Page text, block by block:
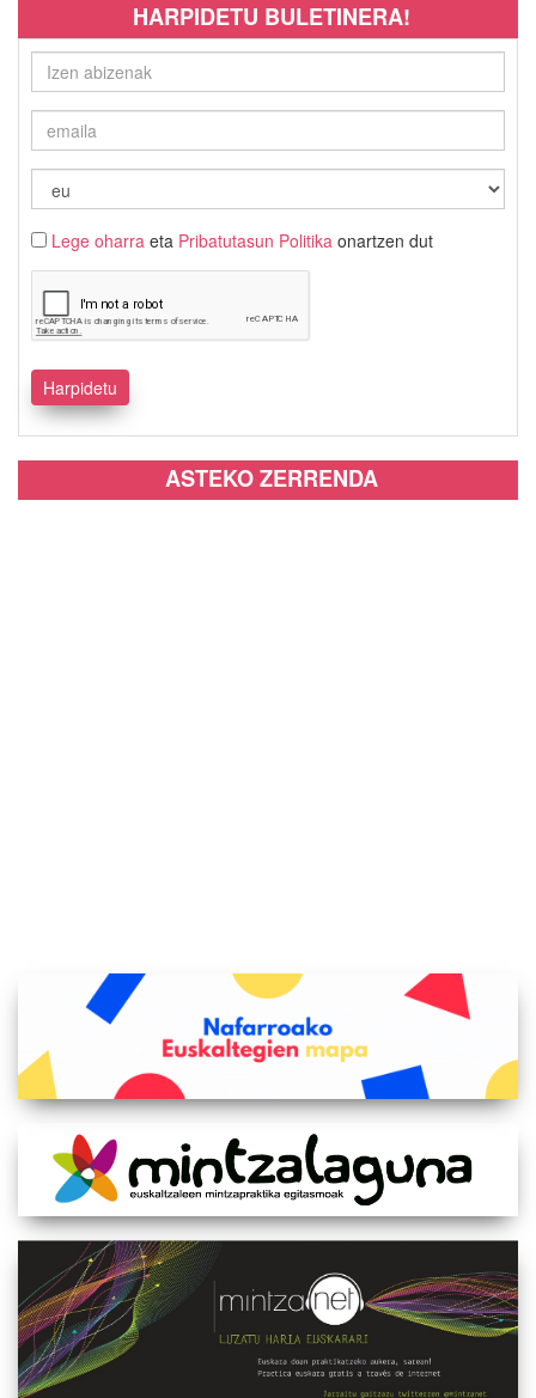
HARPIDETU BULETINERA!
Lege oharra eta Pribatutasun Politika onartzen dut
ASTEKO ZERRENDA